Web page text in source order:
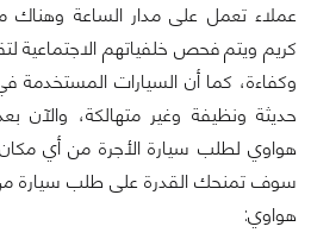
عملاء تعمل على مدار الساعة وهناك
كريم ويتم فحص خلفياتهم الاجتماعية
وكفاءة، كما أن السيارات المستخدمة
حديثة ونظيفة وغير متهالكة، والآن
هواوي لطلب سيارة الأجرة من أي مكان،
سوف تمنحك القدرة على طلب سيارة
هواوي: